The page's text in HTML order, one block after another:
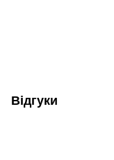
Відгуки